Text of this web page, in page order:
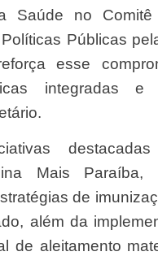
Saúde no Comitê
Públicas
esse
integradas e
Mais Paraíba,
de
além da
de aleitamento